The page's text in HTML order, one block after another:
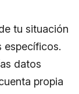
tu situación
específicos.
datos
propia